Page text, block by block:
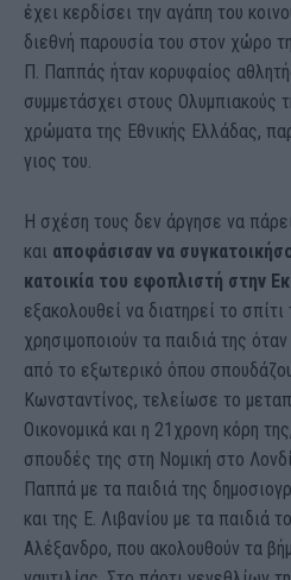
έχει κερδίσει την αγάπη του
διεθνή παρουσία του στον χώρο
Π. Παππάς ήταν κορυφαίος
συμμετάσχει στους
χρώματα της Εθνικής Ελλάδας,
γιος του.
Η σχέση τους δεν άργησε να
και αποφάσισαν να
κατοικία του εφοπλιστή στην
εξακολουθεί να διατηρεί το
χρησιμοποιούν τα παιδιά της
από το εξωτερικό όπου
Κωνσταντίνος, τελείωσε το
Οικονομικά και η 21χρονη κόρη
σπουδές της στη Νομική στο
Παππά με τα παιδιά της
και της Ε. Λιβανίου με τα παιδιά
Αλέξανδρο, που ακολουθούν τα